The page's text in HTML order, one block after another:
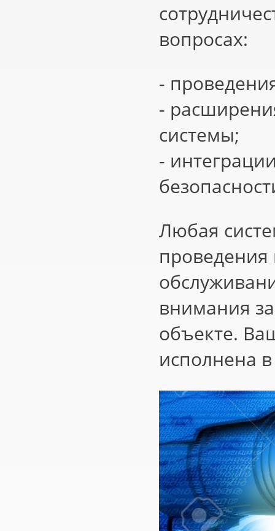
вопросах:
-
-
системы;
-
Любая
проведения
внимания
объекте.
исполнена